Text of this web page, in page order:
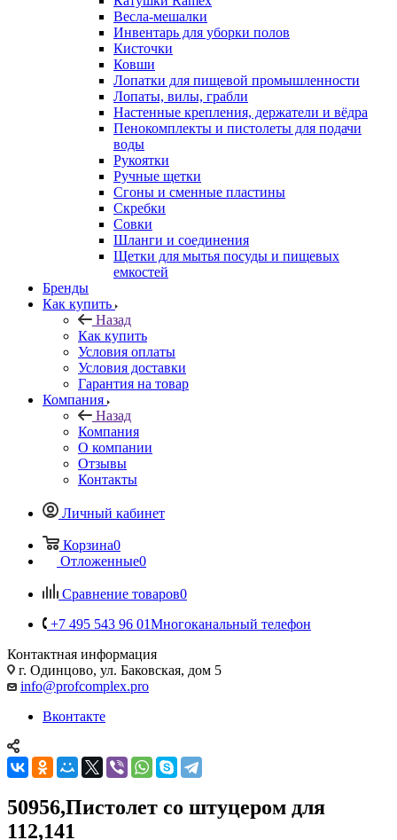
Весла-мешалки
Инвентарь для уборки полов
Кисточки
Ковши
Лопатки для пищевой промышленности
Лопаты, вилы, грабли
Настенные крепления, держатели и вёдра
Пенокомплекты и пистолеты для подачи
воды
Рукоятки
Ручные щетки
Сгоны и сменные пластины
Скребки
Совки
Шланги и соединения
Щетки для мытья посуды и пищевых
емкостей
Бренды
Как купить
Назад
Как купить
Условия оплаты
Условия доставки
Гарантия на товар
Компания
Назад
Компания
О компании
Отзывы
Контакты
Личный кабинет
Корзина0
Отложенные0
Сравнение товаров0
+7 495 543 96 01Многоканальный телефон
Контактная информация
г. Одинцово, ул. Баковская, дом 5
info@profcomplex.pro
Вконтакте
50956,Пистолет со штуцером для
112,141